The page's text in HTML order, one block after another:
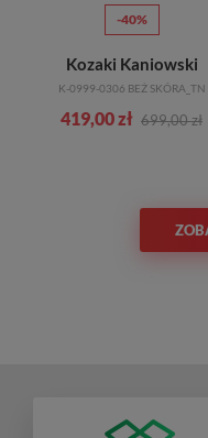
-40%
Kozaki Kaniowski
K-0999-0306 BEŻ SKÓRA_TN
419,00 zł 699,00 zł